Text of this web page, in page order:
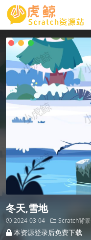
冬天,雪地
2024-03-04 Scratch背景
本资源登录后免费下载